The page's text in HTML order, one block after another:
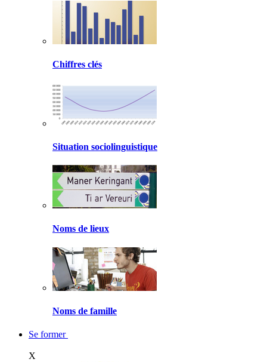
Chiffres clés
Situation sociolinguistique
Noms de lieux
Noms de famille
Se former
X